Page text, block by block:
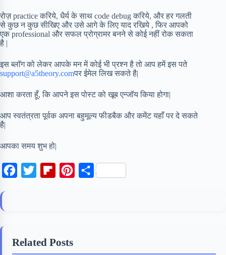
रोज़ practice करिये, धैर्य के साथ code debug करिये, और हर गलती
से कुछ न कुछ सीखिए और उसे आगे के लिए याद रखिये , फिर आपको
एक professional और सफल प्रोग्रामर बनने से कोई नहीं रोक सकता
है |
इस ब्लॉग को लेकर आपके मन में कोई भी प्रश्न है तो आप हमें इस पते
support@a5theory.comपर ईमेल लिख सकते है|
आशा करता हूँ, कि आपने इस पोस्ट को खूब एन्जॉय किया होगा|
आप स्वतंत्रता पूर्वक अपना बहुमूल्य फीडबैक और कमेंट यहाँ पर दे सकते
है|
आपका समय शुभ हो|
o
e
o
S
Related Posts